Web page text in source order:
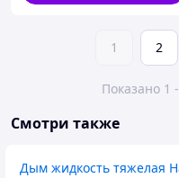
1 2
Показано 1
Смотри также
Дым жидкость тяжелая